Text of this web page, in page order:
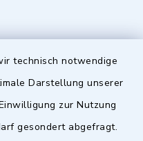
technisch notwendige
Darstellung unserer
zur Nutzung
gesondert abgefragt.